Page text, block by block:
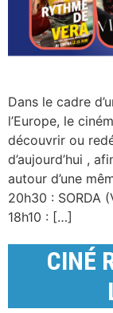
Dans le cadre
l’Europe, le
découvrir ou
d’aujourd’hui ,
autour d’une
20h30 : SORDA
18h10 : […]
CINÉ